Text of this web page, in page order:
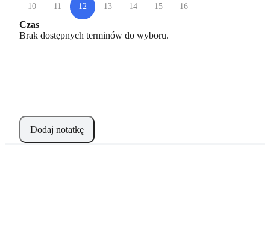
10 11 12 13 14 15 16
Czas
Brak dostępnych terminów do wyboru.
Dodaj notatkę